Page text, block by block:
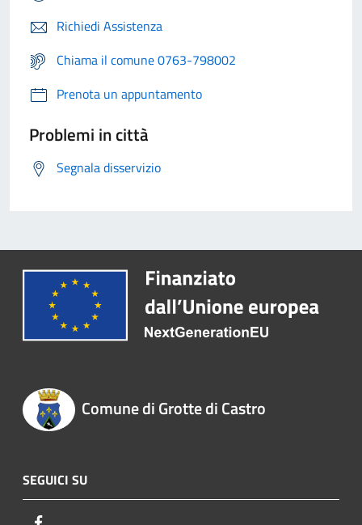
Richiedi Assistenza
Chiama il comune 0763-798002
Prenota un appuntamento
Problemi in città
Segnala disservizio
Comune di Grotte di Castro
SEGUICI SU